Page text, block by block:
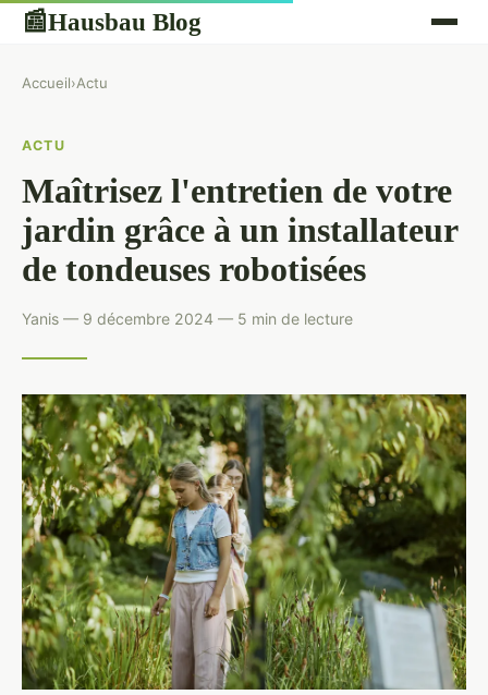
📰Hausbau Blog
Accueil›Actu
ACTU
Maîtrisez l'entretien de votre
jardin grâce à un installateur
de tondeuses robotisées
Yanis — 9 décembre 2024 — 5 min de lecture